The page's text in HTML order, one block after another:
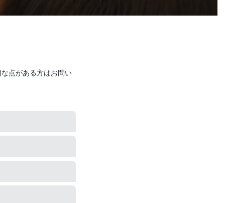
点がある方はお問い
いです。
ーマをかけやすく
手触りを実感頂け